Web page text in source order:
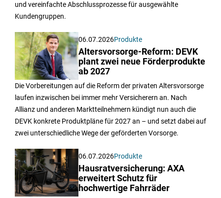
und vereinfachte Abschlussprozesse für ausgewählte
Kundengruppen.
06.07.2026Produkte
Altersvorsorge-Reform: DEVK
plant zwei neue Förderprodukte
ab 2027
Die Vorbereitungen auf die Reform der privaten Altersvorsorge
laufen inzwischen bei immer mehr Versicherern an. Nach
Allianz und anderen Marktteilnehmern kündigt nun auch die
DEVK konkrete Produktpläne für 2027 an – und setzt dabei auf
zwei unterschiedliche Wege der geförderten Vorsorge.
06.07.2026Produkte
Hausratversicherung: AXA
erweitert Schutz für
hochwertige Fahrräder